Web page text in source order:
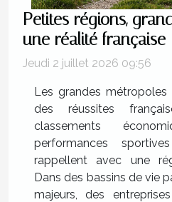
Petites régions,
une réalité française
Jeudi 2 juillet 2026 09:56
Les grandes
des réussites
classements
performances
rappellent avec une
Dans des bassins de vie
majeurs, des